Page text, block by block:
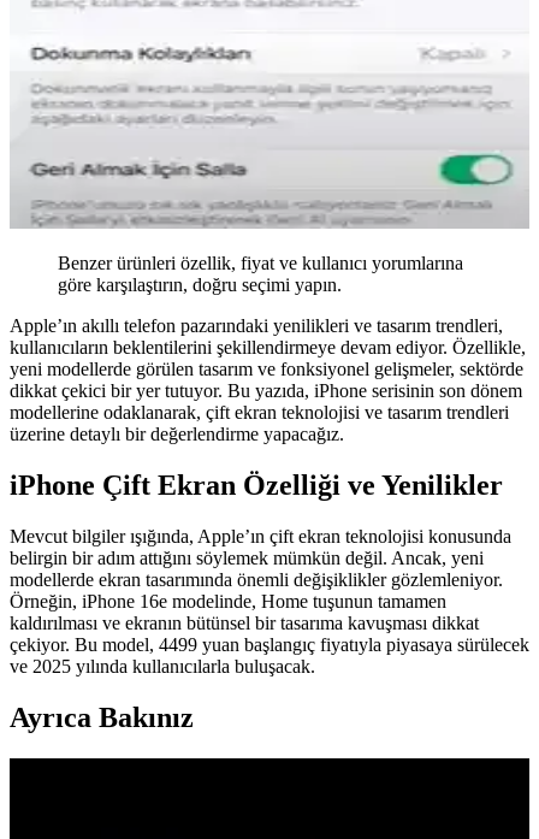
Benzer ürünleri özellik, fiyat ve kullanıcı yorumlarına
göre karşılaştırın, doğru seçimi yapın.
Apple’ın akıllı telefon pazarındaki yenilikleri ve tasarım trendleri,
kullanıcıların beklentilerini şekillendirmeye devam ediyor. Özellikle,
yeni modellerde görülen tasarım ve fonksiyonel gelişmeler, sektörde
dikkat çekici bir yer tutuyor. Bu yazıda, iPhone serisinin son dönem
modellerine odaklanarak, çift ekran teknolojisi ve tasarım trendleri
üzerine detaylı bir değerlendirme yapacağız.
iPhone Çift Ekran Özelliği ve Yenilikler
Mevcut bilgiler ışığında, Apple’ın çift ekran teknolojisi konusunda
belirgin bir adım attığını söylemek mümkün değil. Ancak, yeni
modellerde ekran tasarımında önemli değişiklikler gözlemleniyor.
Örneğin, iPhone 16e modelinde, Home tuşunun tamamen
kaldırılması ve ekranın bütünsel bir tasarıma kavuşması dikkat
çekiyor. Bu model, 4499 yuan başlangıç fiyatıyla piyasaya sürülecek
ve 2025 yılında kullanıcılarla buluşacak.
Ayrıca Bakınız